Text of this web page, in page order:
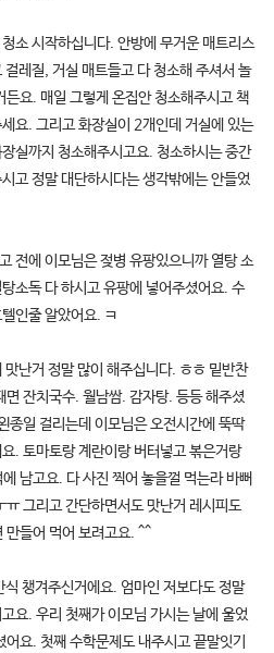
소 시작하십니다. 안방에 무거운 매트리스
레질, 거실 매트들고 다 청소해 주셔서 놀
요. 매일 그렇게 온집안 청소해주시고 책
요. 그리고 화장실이 2개인데 거실에 있는
실까지 청소해주시고요. 청소하시는 중간
고 정말 대단하시다는 생각밖에는 안들었
전에 이모님은 젖병 유팡있으니까 열탕 소
소독 다 하시고 유팡에 넣어주셨어요. 수
인줄 알았어요. ㅋ
난거 정말 많이 해주십니다. ㅎㅎ 밑반찬
면 잔치국수. 월남쌈. 감자탕. 등등 해주셨
종일 걸리는데 이모님은 오전시간에 뚝딱
. 토마토랑 계란이랑 버터넣고 볶은거랑
남고요. 다 사진 찍어 놓을껄 먹는라 바뻐
그리고 간단하면서도 맛난거 레시피도
만들어 먹어 보려고요. ^^
챙겨주신거에요. 엄마인 저보다도 정말
요. 우리 첫째가 이모님 가시는 날에 울었
요. 첫째 수학문제도 내주시고 끝말잇기